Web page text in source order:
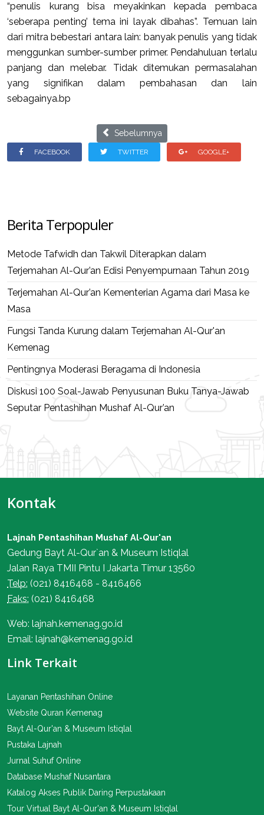
“penulis kurang bisa meyakinkan kepada pembaca
‘seberapa penting’ tema ini layak dibahas”. Temuan lain
dari mitra bebestari antara lain: banyak penulis yang tidak
menggunkan sumber-sumber primer. Pendahuluan terlalu
panjang dan melebar. Tidak ditemukan permasalahan
yang signifikan dalam pembahasan dan lain
sebagainya.bp
Previous article: Masyarakat Menyambut
Sebelumnya
FACEBOOK TWITTER GOOGLE+
Berita Terpopuler
Metode Tafwidh dan Takwil Diterapkan dalam
Terjemahan Al-Qur’an Edisi Penyempurnaan Tahun 2019
Terjemahan Al-Qur’an Kementerian Agama dari Masa ke
Masa
Fungsi Tanda Kurung dalam Terjemahan Al-Qur'an
Kemenag
Pentingnya Moderasi Beragama di Indonesia
Diskusi 100 Soal-Jawab Penyusunan Buku Tanya-Jawab
Seputar Pentashihan Mushaf Al-Qur’an
Kontak
Lajnah Pentashihan Mushaf Al-Qur'an
Gedung Bayt Al-Qur`an & Museum Istiqlal
Jalan Raya TMII Pintu I Jakarta Timur 13560
Telp: (021) 8416468 - 8416466
Faks: (021) 8416468
Web: lajnah.kemenag.go.id
Email: lajnah@kemenag.go.id
Link Terkait
Layanan Pentashihan Online
Website Quran Kemenag
Bayt Al-Qur'an & Museum Istiqlal
Pustaka Lajnah
Jurnal Suhuf Online
Database Mushaf Nusantara
Katalog Akses Publik Daring Perpustakaan
Tour Virtual Bayt Al-Qur'an & Museum Istiqlal